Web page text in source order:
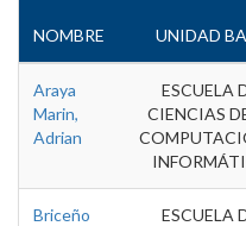
NOMBRE UNIDAD
Araya
Marin,
Adrian
ESCUELA
CIENCIAS
Briceño
ESCUELA